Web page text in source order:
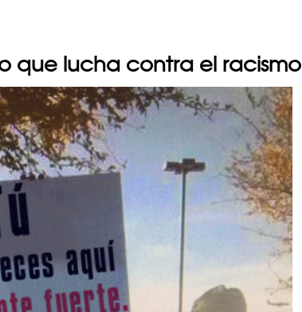
que lucha contra el racismo